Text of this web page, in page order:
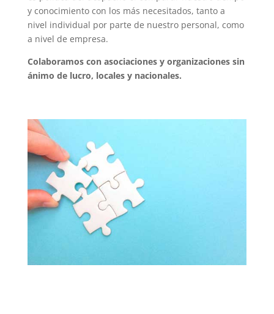
y conocimiento con los más necesitados, tanto a
nivel individual por parte de nuestro personal, como
a nivel de empresa.
Colaboramos con asociaciones y organizaciones sin
ánimo de lucro, locales y nacionales.